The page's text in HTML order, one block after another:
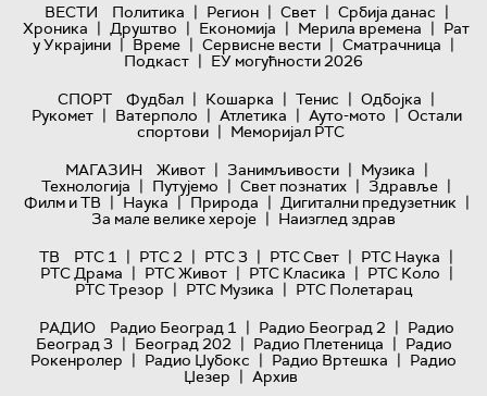
ВЕСТИ Политика | Регион | Свет | Србија данас |
Хроника | Друштво | Економија | Мерила времена | Рат
у Украјини | Време | Сервисне вести | Сматрачница |
Подкаст | ЕУ могућности 2026
СПОРТ
Фудбал | Кошарка | Тенис | Одбојка |
Рукомет | Ватерполо | Атлетика | Ауто-мото | Остали
спортови | Меморијал РТС
МАГАЗИН
Живот | Занимљивости | Музика |
Технологијa | Путујемо | Свет познатих | Здравље |
Филм и ТВ | Наука | Природа | Дигитални предузетник |
За мале велике хероје | Наизглед здрав
ТВ
РТС 1 | РТС 2 | РТС 3 | РТС Свет | РТС Наука |
РТС Драма | РТС Живот | РТС Класика | РТС Коло |
РТС Трезор | РТС Музика | РТС Полетарац
РАДИО
Радио Београд 1 | Радио Београд 2 | Радио
Београд 3 | Београд 202 | Радио Плетеница | Радио
Рокенролер | Радио Џубокс | Радио Вртешка | Радио
Џезер | Архив